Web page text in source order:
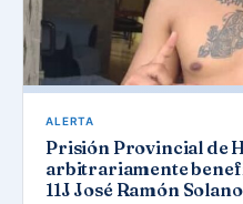
ALERTA
Prisión Provincial de
arbitrariamente
11J José Ramón Solano